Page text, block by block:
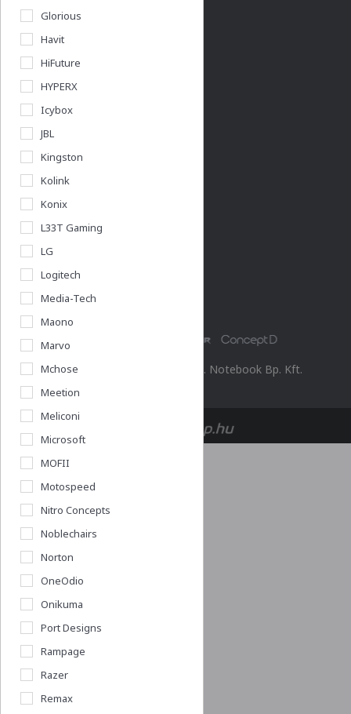
Glorious
Havit
HiFuture
HYPERX
Icybox
JBL
Kingston
Kolink
Konix
L33T Gaming
LG
Logitech
Media-Tech
Maono
Marvo
Mchose
Meetion
Meliconi
Microsoft
MOFII
Motospeed
Nitro Concepts
Noblechairs
Norton
OneOdio
Onikuma
Port Designs
Rampage
Razer
Remax
Adatkezelési nyilatkozat
Használati útmutatók
Pályázatok
Végleges adattörlés
Acershop üzletünk
Budapest Nyugati
Rólunk
Cégadatok
Partnerünk a gamer.shop.hu
© 2026 Minden jog fenntartva. Notebook Bp. Kft.